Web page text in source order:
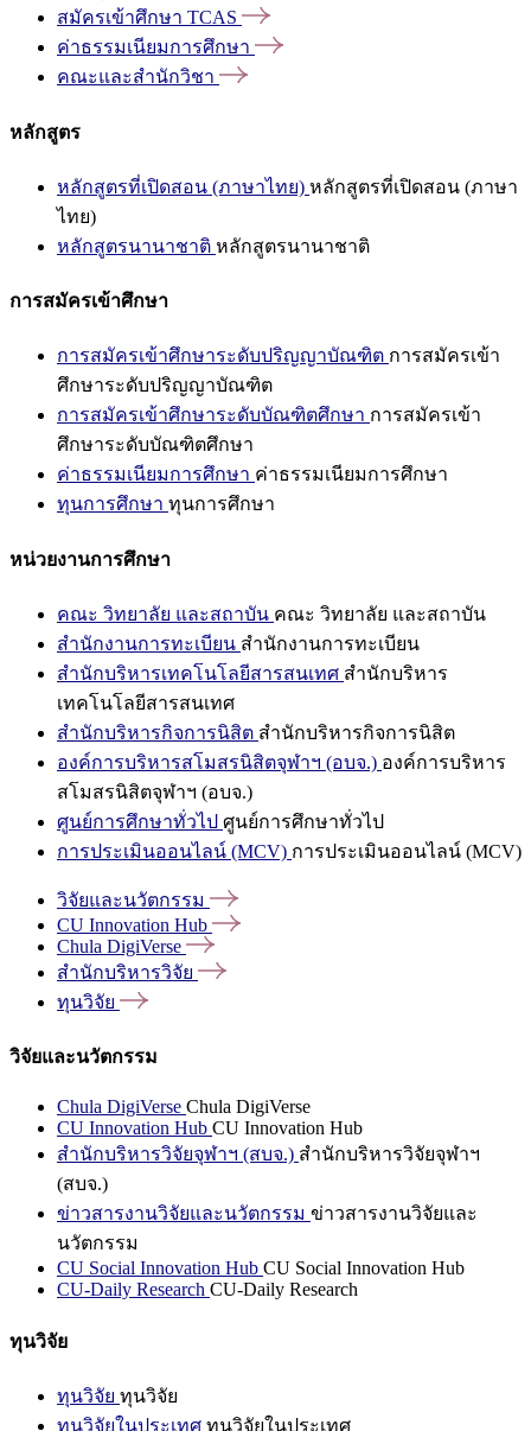
สมัครเข้าศึกษา TCAS
ค่าธรรมเนียมการศึกษา
คณะและสำนักวิชา
หลักสูตร
หลักสูตรที่เปิดสอน (ภาษาไทย) หลักสูตรที่เปิดสอน (ภาษา
ไทย)
หลักสูตรนานาชาติ หลักสูตรนานาชาติ
การสมัครเข้าศึกษา
การสมัครเข้าศึกษาระดับปริญญาบัณฑิต การสมัครเข้า
ศึกษาระดับปริญญาบัณฑิต
การสมัครเข้าศึกษาระดับบัณฑิตศึกษา การสมัครเข้า
ศึกษาระดับบัณฑิตศึกษา
ค่าธรรมเนียมการศึกษา ค่าธรรมเนียมการศึกษา
ทุนการศึกษา ทุนการศึกษา
หน่วยงานการศึกษา
คณะ วิทยาลัย และสถาบัน คณะ วิทยาลัย และสถาบัน
สำนักงานการทะเบียน สำนักงานการทะเบียน
สำนักบริหารเทคโนโลยีสารสนเทศ สำนักบริหาร
เทคโนโลยีสารสนเทศ
สำนักบริหารกิจการนิสิต สำนักบริหารกิจการนิสิต
องค์การบริหารสโมสรนิสิตจุฬาฯ (อบจ.) องค์การบริหาร
สโมสรนิสิตจุฬาฯ (อบจ.)
ศูนย์การศึกษาทั่วไป ศูนย์การศึกษาทั่วไป
การประเมินออนไลน์ (MCV) การประเมินออนไลน์ (MCV)
วิจัยและนวัตกรรม
CU Innovation Hub
Chula DigiVerse
สำนักบริหารวิจัย
ทุนวิจัย
วิจัยและนวัตกรรม
Chula DigiVerse Chula DigiVerse
CU Innovation Hub CU Innovation Hub
สำนักบริหารวิจัยจุฬาฯ (สบจ.) สำนักบริหารวิจัยจุฬาฯ
(สบจ.)
ข่าวสารงานวิจัยและนวัตกรรม ข่าวสารงานวิจัยและ
นวัตกรรม
CU Social Innovation Hub CU Social Innovation Hub
CU-Daily Research CU-Daily Research
ทุนวิจัย
ทุนวิจัย ทุนวิจัย
ทุนวิจัยในประเทศ ทุนวิจัยในประเทศ